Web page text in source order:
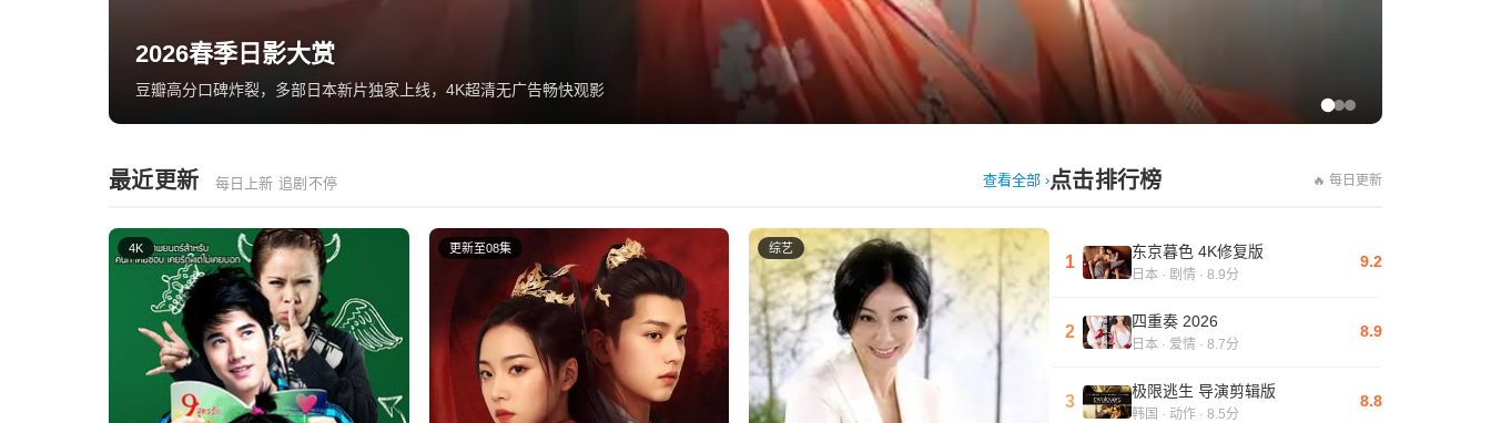
日剧全集 零广告体验
热门日剧同步更新，从恋爱到悬疑一键开播，手机电脑双端秒播
最近更新 每日上新 追剧不停 查看全部 ›
4K 更新至08集 综艺
点击排行榜 🔥 每日更新
1
东京暮色 4K修复版
日本 · 剧情 · 8.9分
9.2
2
四重奏 2026
日本 · 爱情 · 8.7分
8.9
3
极限逃生 导演剪辑版
韩国 · 动作 · 8.5分
8.8